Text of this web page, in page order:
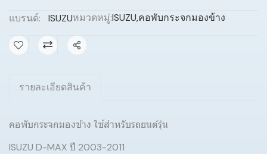
แบรนด์:
ISUZUหมวดหมู่:ISUZU,คอพับกระจกมองข้าง
แชร์
รายละเอียดสินค้า
คอพับกระจกมองข้าง ใช้สำหรับรถยนต์รุ่น
ISUZU D-MAX ปี 2003-2011